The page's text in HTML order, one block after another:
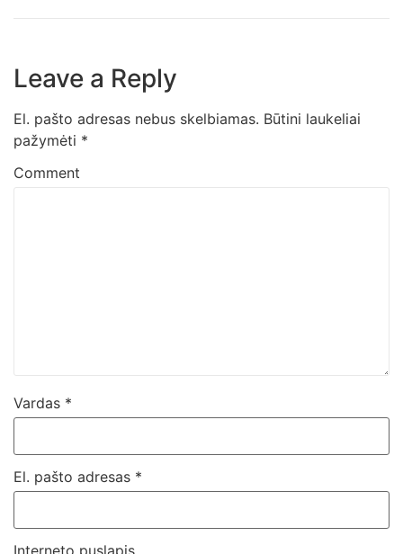
Leave a Reply
El. pašto adresas nebus skelbiamas. Būtini laukeliai
pažymėti *
Comment
Vardas *
El. pašto adresas *